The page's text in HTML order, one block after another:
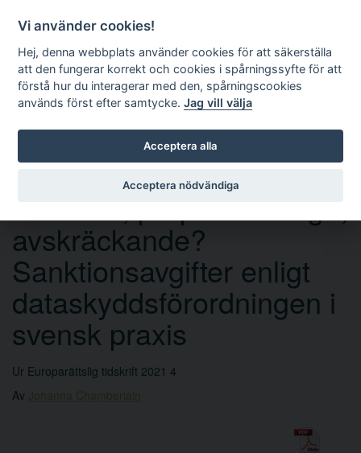
Sök
avskräckande?
Sanktionsavgifter enligt
dataskyddsförordningen i
svensk praxis
Ur Europarättslig tidskrift 2021 4
Av
Vi använder cookies!
Hej, denna webbplats använder cookies för att säkerställa
att den fungerar korrekt och cookies i spårningssyfte för att
förstå hur du interagerar med den, spårningscookies
används först efter samtycke.Jag vill välja
Acceptera alla
Acceptera nödvändiga